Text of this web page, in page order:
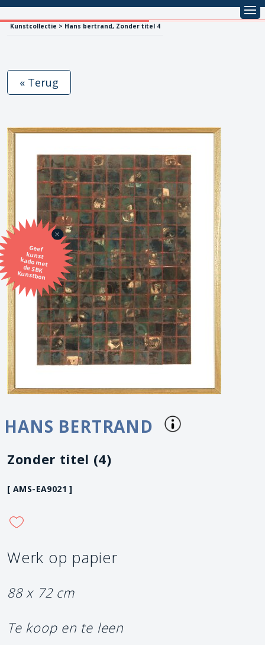
Kunstcollectie > Hans bertrand, Zonder titel 4
Geef
kunst
kado met
de SBK
Kunstbon
« Terug
HANS BERTRAND
Zonder titel (4)
[ AMS-EA9021 ]
Werk op papier
88 x 72 cm
Te koop en te leen